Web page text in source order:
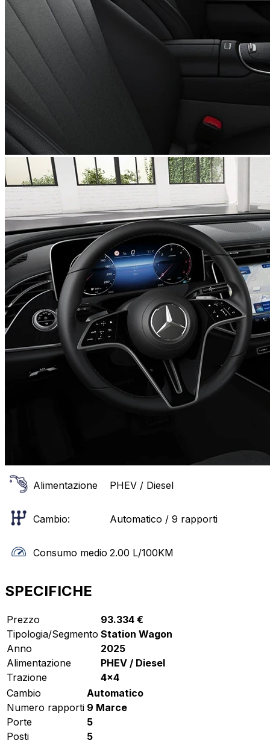
Alimentazione PHEV / Diesel
Cambio: Automatico / 9 rapporti
Consumo medio 2.00 L/100KM
SPECIFICHE
Prezzo
93.334 €
Tipologia/Segmento Station Wagon
Anno
2025
Alimentazione
PHEV / Diesel
Trazione
4x4
Cambio
Automatico
Numero rapporti 9 Marce
Porte
5
Posti
5